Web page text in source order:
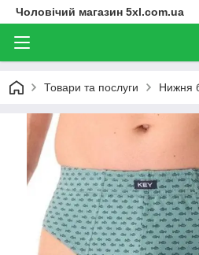
Чоловічий магазин 5xl.com.ua
Товари та послуги Нижня